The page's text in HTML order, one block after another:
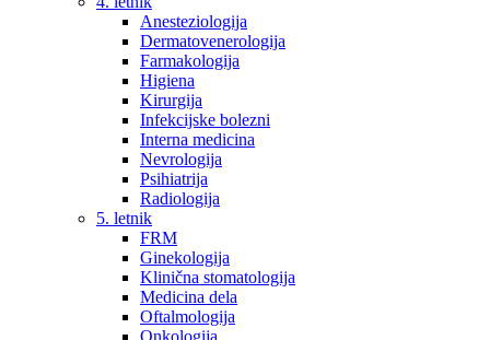
Anesteziologija
Dermatovenerologija
Farmakologija
Higiena
Kirurgija
Infekcijske bolezni
Interna medicina
Nevrologija
Psihiatrija
Radiologija
5. letnik
FRM
Ginekologija
Klinična stomatologija
Medicina dela
Oftalmologija
Onkologija